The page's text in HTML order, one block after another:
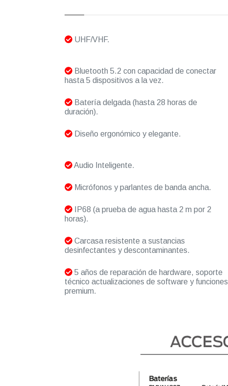
UHF/VHF.
Bluetooth 5.2 con capacidad de conectar
hasta 5 dispositivos a la vez.
Batería delgada (hasta 28 horas de
duración).
Diseño ergonómico y elegante.
Audio Inteligente.
Micrófonos y parlantes de banda ancha.
IP68 (a prueba de agua hasta 2 m por 2
horas).
Carcasa resistente a sustancias
desinfectantes y descontaminantes.
5 años de reparación de hardware, soporte
técnico actualizaciones de software y funciones
premium.